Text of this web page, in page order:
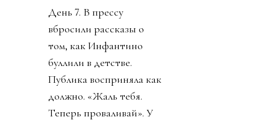
День 7. В прессу
вбросили рассказы о
том, как Инфантино
буллили в детстве.
Публика восприняла как
должно. «Жаль тебя.
Теперь проваливай». У